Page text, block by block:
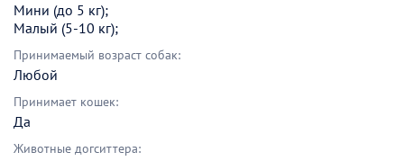
Мини (до 5 кг);
Малый (5-10 кг);
Принимаемый возраст собак:
Любой
Принимает кошек:
Да
Животные догситтера: